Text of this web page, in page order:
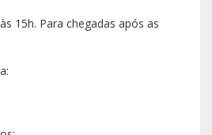
15h. Para chegadas após as